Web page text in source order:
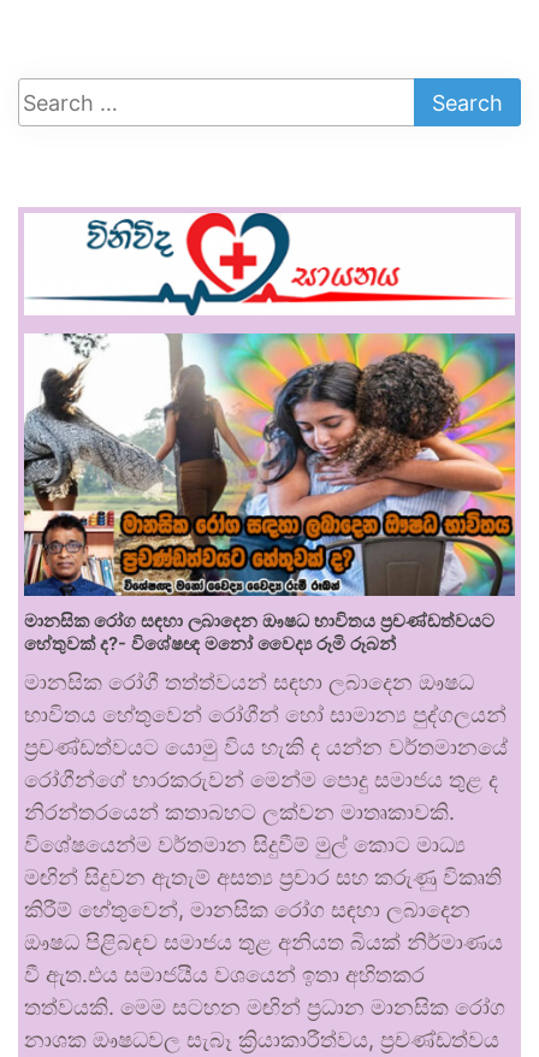
මානසික රෝග සඳහා ලබාදෙන ඖෂධ භාවිතය ප්‍රචණ්ඩත්වයට
හේතුවක් ද?- විශේෂඥ මනෝ වෛද්‍ය රූමි රූබන්
මානසික රෝගී තත්ත්වයන් සඳහා ලබාදෙන ඖෂධ
භාවිතය හේතුවෙන් රෝගීන් හෝ සාමාන්‍ය පුද්ගලයන්
ප්‍රචණ්ඩත්වයට යොමු විය හැකි ද යන්න වර්තමානයේ
රෝගීන්ගේ භාරකරුවන් මෙන්ම පොදු සමාජය තුළ ද
නිරන්තරයෙන් කතාබහට ලක්වන මාතෘකාවකි.
විශේෂයෙන්ම වර්තමාන සිදුවීම් මුල් කොට මාධ්‍ය
මඟින් සිදුවන ඇතැම් අසත්‍ය ප්‍රචාර සහ කරුණු විකෘති
කිරීම් හේතුවෙන්, මානසික රෝග සඳහා ලබාදෙන
ඖෂධ පිළිබඳව සමාජය තුළ අනියත බියක් නිර්මාණය
වී ඇත.එය සමාජයීය වශයෙන් ඉතා අහිතකර
තත්වයකි. මෙම සටහන මඟින් ප්‍රධාන මානසික රෝග
නාශක ඖෂධවල සැබෑ ක්‍රියාකාරීත්වය, ප්‍රචණ්ඩත්වය